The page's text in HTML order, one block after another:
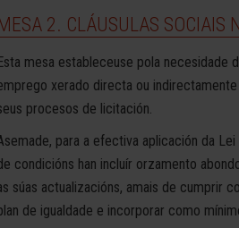
2. CLÁUSULAS SOCIAIS
mesa estableceuse pola necesidade
xerado directa ou
procesos de licitación.
para a efectiva aplicación da
condicións han incluír orzamento
súas actualizacións, amais de cumprir
de igualdade e incorporar como